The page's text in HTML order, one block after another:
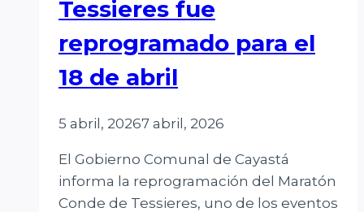
Tessieres fue
reprogramado para el
18 de abril
5 abril, 20267 abril, 2026
El Gobierno Comunal de Cayastá
informa la reprogramación del Maratón
Conde de Tessieres, uno de los eventos